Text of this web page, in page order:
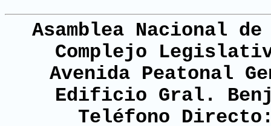
Asamblea Nacional
Complejo
Avenida Peatonal
Edificio Gral.
Teléfono